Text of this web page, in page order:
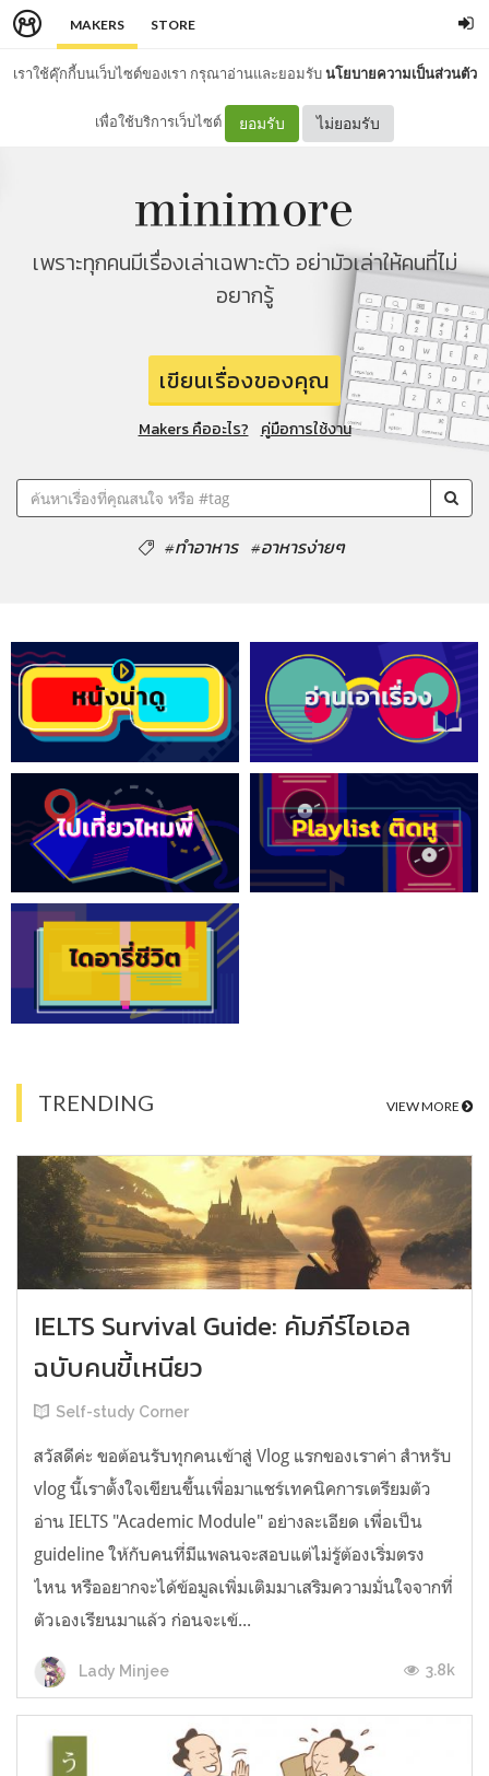
MAKERS STORE
เราใช้คุ๊กกี้บนเว็บไซต์ของเรา กรุณาอ่านและยอมรับนโยบายความเป็นส่วนตัว
เพื่อใช้บริการเว็บไซต์ ยอมรับ ไม่ยอมรับ
เพราะทุกคนมีเรื่องเล่าเฉพาะตัว อย่ามัวเล่าให้คนที่ไม่
อยากรู้
เขียนเรื่องของคุณ
Makers คืออะไร? คู่มือการใช้งาน
#ทำอาหาร #อาหารง่ายๆ
TRENDING VIEW MORE
IELTS Survival Guide: คัมภีร์ไอเอล
ฉบับคนขี้เหนียว
Self-study Corner
สวัสดีค่ะ ขอต้อนรับทุกคนเข้าสู่ Vlog แรกของเราค่า สำหรับ
vlog นี้เราตั้งใจเขียนขึ้นเพื่อมาแชร์เทคนิคการเตรียมตัว
อ่าน IELTS "Academic Module" อย่างละเอียด เพื่อเป็น
guideline ให้กับคนที่มีแพลนจะสอบแต่ไม่รู้ต้องเริ่มตรง
ไหน หรืออยากจะได้ข้อมูลเพิ่มเติมมาเสริมความมั่นใจจากที่
ตัวเองเรียนมาแล้ว ก่อนจะเข้...
Lady Minjee 3.8k